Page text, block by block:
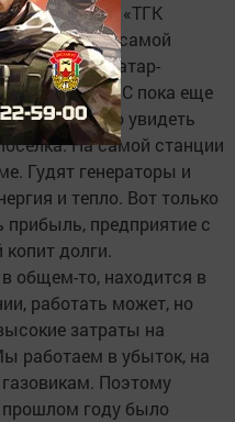
ЗАО «ТГК
Петров. А на самой
ИА «Татар-
трубы ГРЭС пока еще
Их можно увидеть
На самой станции
Гудят генераторы и
и тепло. Вот только
прибыль, предприятие с
копит долги.
общем-то, находится в
работать может, но
затраты на
работаем в убыток, на
Поэтому
году было